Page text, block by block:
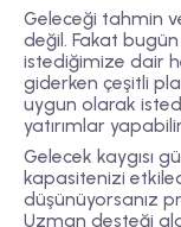
Geleceği tahmin
değil. Fakat
istediğimize dair
giderken çeşitli
uygun olarak
yatırımlar
Gelecek kaygısı
kapasitenizi
düşünüyorsanız
Uzman desteği